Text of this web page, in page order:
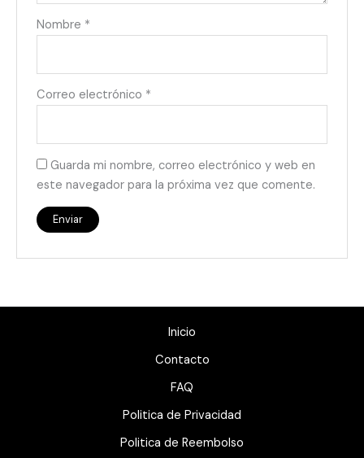
Nombre *
Correo electrónico *
Guarda mi nombre, correo electrónico y web en
este navegador para la próxima vez que comente.
Inicio
Contacto
FAQ
Politica de Privacidad
Politica de Reembolso